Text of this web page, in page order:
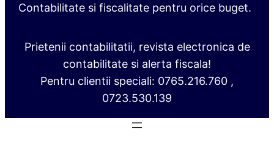
Contabilitate si fiscalitate pentru orice buget.
Prietenii contabilitatii, revista electronica de
contabilitate si alerta fiscala!
Pentru clientii speciali: 0765.216.760 ,
0723.530.139